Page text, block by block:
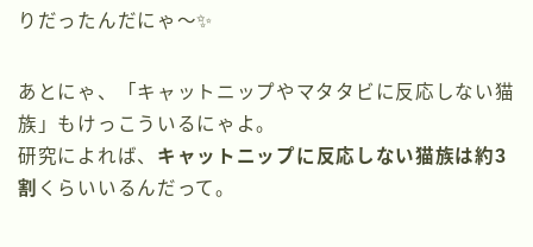
りだったんだにゃ〜✨
あとにゃ、「キャットニップやマタタビに反応しない猫
族」もけっこういるにゃよ。
研究によれば、 キャットニップに反応しない猫族は約3
割 くらいいるんだって。